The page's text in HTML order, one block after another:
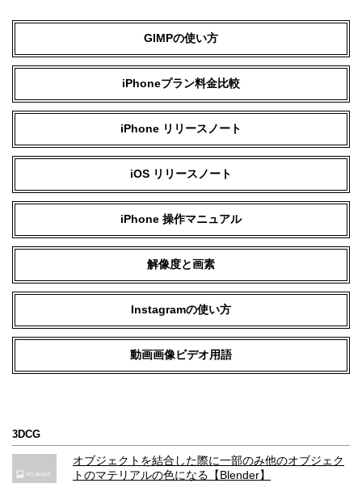
GIMPの使い方
iPhoneプラン料金比較
iPhone リリースノート
iOS リリースノート
iPhone 操作マニュアル
解像度と画素
Instagramの使い方
動画画像ビデオ用語
3DCG
オブジェクトを結合した際に一部のみ他のオブジェク
トのマテリアルの色になる【Blender】